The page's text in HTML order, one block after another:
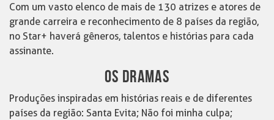
Com um vasto elenco de mais de 130 atrizes e atores de
grande carreira e reconhecimento de 8 países da região,
no Star+ haverá gêneros, talentos e histórias para cada
assinante.
OS DRAMAS
Produções inspiradas em histórias reais e de diferentes
países da região: Santa Evita; Não foi minha culpa;